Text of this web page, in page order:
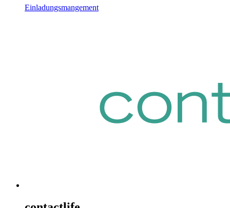
Einladungsmangement